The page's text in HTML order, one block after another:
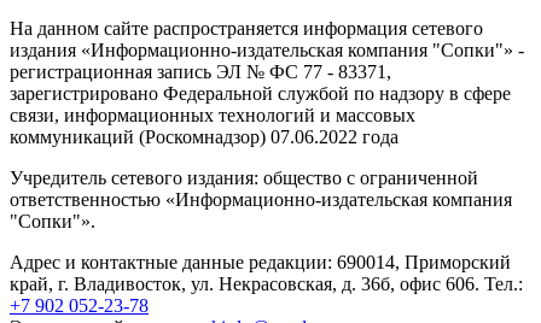
На данном сайте распространяется информация сетевого
издания «Информационно-издательская компания "Сопки"» -
регистрационная запись ЭЛ № ФС 77 - 83371,
зарегистрировано Федеральной службой по надзору в сфере
связи, информационных технологий и массовых
коммуникаций (Роскомнадзор) 07.06.2022 года
Учредитель сетевого издания: общество с ограниченной
ответственностью «Информационно-издательская компания
"Сопки"».
Адрес и контактные данные редакции: 690014, Приморский
край, г. Владивосток, ул. Некрасовская, д. 36б, офис 606. Тел.:
+7 902 052-23-78